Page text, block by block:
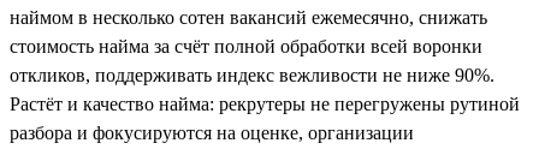
наймом в несколько сотен вакансий ежемесячно, снижать
стоимость найма за счёт полной обработки всей воронки
откликов, поддерживать индекс вежливости не ниже 90%.
Растёт и качество найма: рекрутеры не перегружены рутиной
разбора и фокусируются на оценке, организации